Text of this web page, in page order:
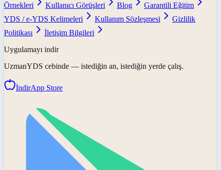
Örnekleri
Kullanıcı Görüşleri Blog
Garantili Eğitim
YDS / e-YDS Kelimeleri
Kullanım Sözleşmesi
Gizlilik
Politikası
İletişim Bilgileri
Uygulamayı indir
UzmanYDS cebinde — istediğin an, istediğin yerde çalış.
İndirApp Store